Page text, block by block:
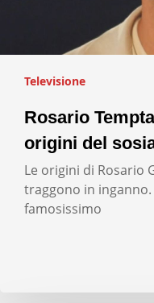
Televisione
Rosario
origini del
Le origini di Rosario
traggono in
famosissimo